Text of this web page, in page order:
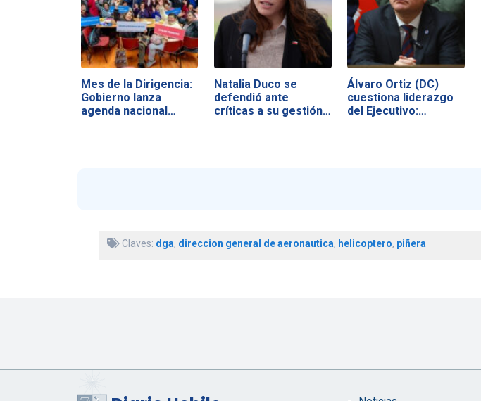
Mes de la Dirigencia:
Gobierno lanza
agenda nacional…
Natalia Duco se
defendió ante
críticas a su gestión…
Álvaro Ortiz (DC)
cuestiona liderazgo
del Ejecutivo:…
Claves: dga, direccion general de aeronautica, helicoptero, piñera